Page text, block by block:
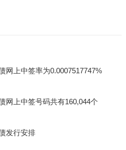
网上中签率为0.0007517747%
网上中签号码共有160,044个
发行安排